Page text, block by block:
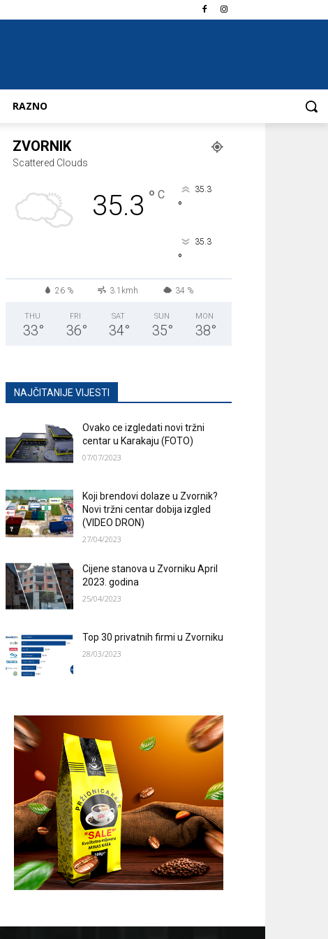
RAZNO
ZVORNIK
Scattered Clouds
35.3 ° C 35.3
°
35.3
°
26 % 3.1kmh 34 %
THU
33°
FRI
36°
SAT
34°
SUN
35°
MON
38°
NAJČITANIJE VIJESTI
Ovako ce izgledati novi tržni
centar u Karakaju (FOTO)
07/07/2023
Koji brendovi dolaze u Zvornik?
Novi tržni centar dobija izgled
(VIDEO DRON)
27/04/2023
Cijene stanova u Zvorniku April
2023. godina
25/04/2023
Top 30 privatnih firmi u Zvorniku
28/03/2023